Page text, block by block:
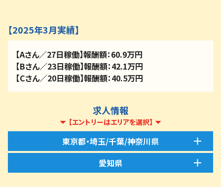
【2025年3月実績】
【Aさん／27日稼働】報酬額：60.9万円
【Bさん／23日稼働】報酬額：42.1万円
【Cさん／20日稼働】報酬額：40.5万円
求人情報
【エントリーはエリアを選択】
東京都・埼玉/千葉/神奈川県
愛知県